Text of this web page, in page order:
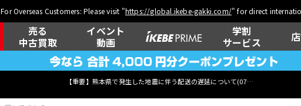
For Overseas Customers: Please visit "https://global.ikebe-gakki.com/" for direct
売る
中古買取
イベント
動画
学割
サービス
【重要】熊本県で発生した地震に伴う配送の遅延について(07月29日